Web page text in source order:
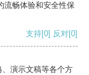
流畅体验和安全性保
支持[0] 反对[0]
演示文稿等各个方